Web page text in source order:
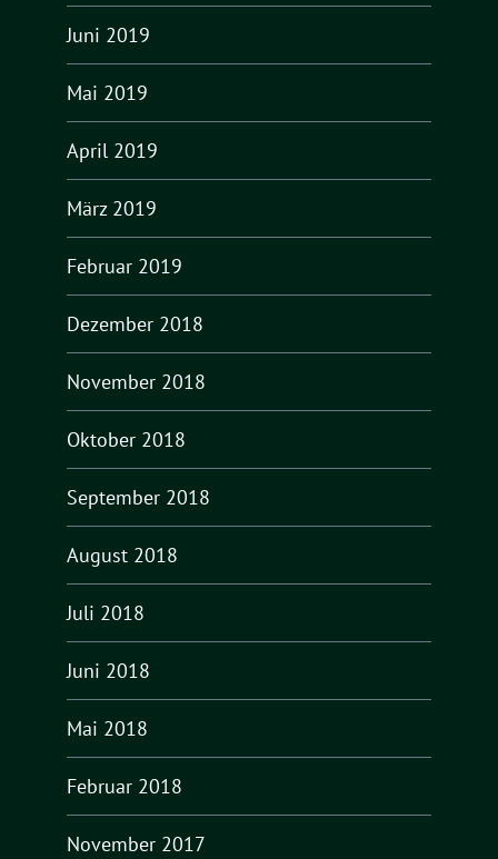
Juni 2019
Mai 2019
April 2019
März 2019
Februar 2019
Dezember 2018
November 2018
Oktober 2018
September 2018
August 2018
Juli 2018
Juni 2018
Mai 2018
Februar 2018
November 2017